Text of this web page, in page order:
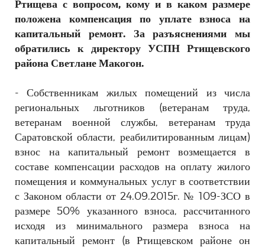
КОНТАКТЫ
Ртищева с вопросом, кому и в каком размере
положена компенсация по уплате взноса на
капитальный ремонт. За разъяснениями мы
обратились к директору УСПН Ртищевского
района Светлане Макогон.
- Собственникам жилых помещений из числа
региональных льготников (ветеранам труда,
ветеранам военной службы, ветеранам труда
Саратовской области, реабилитированным лицам)
взнос на капитальный ремонт возмещается в
составе компенсации расходов на оплату жилого
помещения и коммунальных услуг в соответствии
с Законом области от 24.09.2015г. № 109-ЗСО в
размере 50% указанного взноса, рассчитанного
исходя из минимального размера взноса на
капитальный ремонт (в Ртищевском районе он